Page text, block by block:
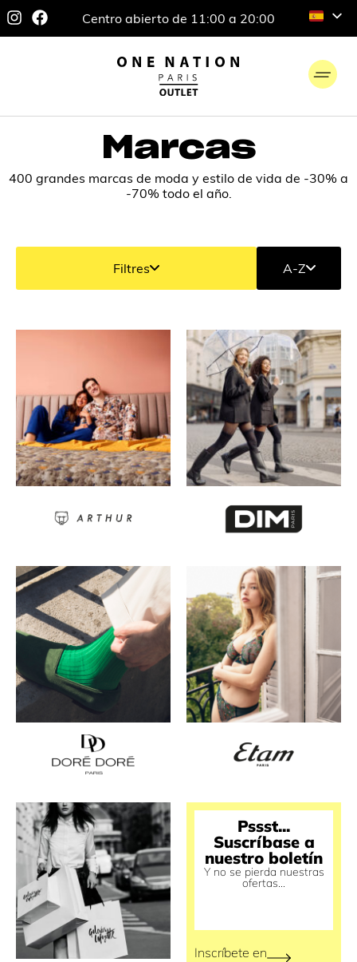
Centro abierto de 11:00 a 20:00
Marcas
400 grandes marcas de moda y estilo de vida de -30% a
-70% todo el año.
Filtres A-Z
Pssst...
Suscríbase a
nuestro boletín
Y no se pierda nuestras
ofertas...
Inscríbete en